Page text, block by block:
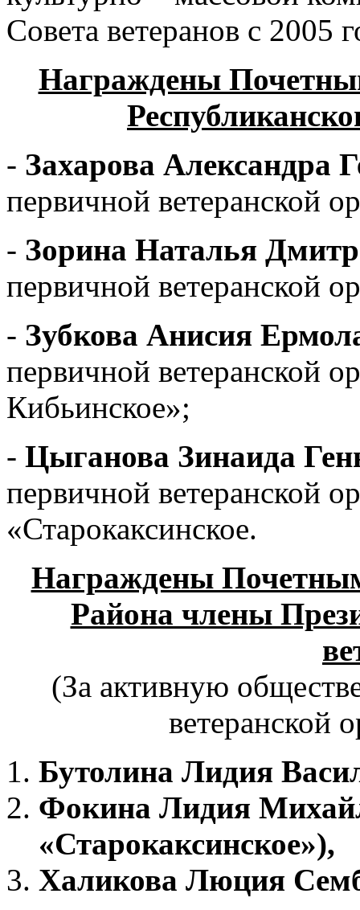
Совета ветеранов с 2005
Награждены
- Захарова Александра
первичной ветеранской
- Зорина Наталья
первичной ветеранской
- Зубкова Анисия
первичной ветеранской
Кибьинское»;
- Цыганова Зинаида
первичной ветеранской
«Старокаксинское.
Награждены
Района члены
(За активную
ветеранской
Бутолина Лидия
Фокина Лидия
«Старокаксинское»),
Халикова Люция